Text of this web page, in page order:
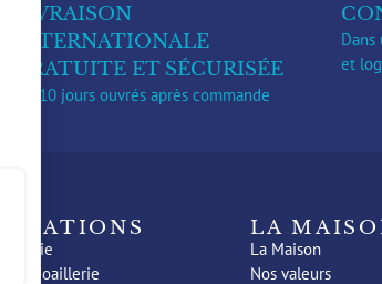
LIVRAISON
INTERNATIONALE
GRATUITE ET SÉCURISÉE
3 à 10 jours ouvrés après commande
et
CRÉATIONS
Joaillerie
Haute Joaillerie
LA
La Maison
Nos valeurs